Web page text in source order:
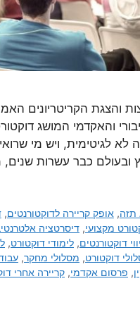
והצגת הקריטריונים
והאקדמי המושג
לגיטימית, ויש מי
ובעולם כבר עשרות
, אופק קריירה לדוקטורנטים,
מקצועי, דיסרטציה
דוקטורנטים, לימודי דוקטורט,
דוקטורט, מסלולי מחקר,
, פרסום אקדמי, קריירה אחרי